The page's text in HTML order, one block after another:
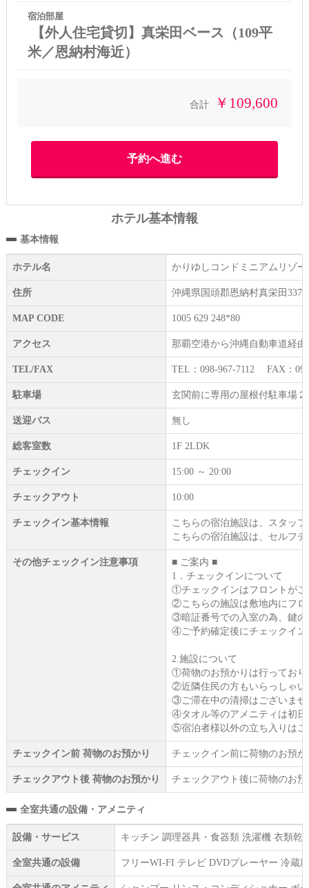
宿泊部屋
【外人住宅貸切】真栄田ベース（109平
米／恩納村海近）
合計 ￥109,600
ホテル基本情報
基本情報
ホテル名 かりゆしコンドミニアムリゾ
住所 沖縄県国頭郡恩納村真栄田
MAP CODE 1005 629 248*80
アクセス 那覇空港から沖縄自動車道経
TEL/FAX TEL：098-967-7112 FAX：
駐車場 玄関前に専用の屋根付駐車場
送迎バス 無し
総客室数 1F 2LDK
チェックイン 15:00 ～ 20:00
チェックアウト 10:00
チェックイン基本情報
こちらの宿泊施設は、スタッ
こちらの宿泊施設は、セルフ
その他チェックイン注意事項
■ ご案内 ■
1．チェックインについて
①チェックインはフロントがご
②こちらの施設は敷地内にフロ
③暗証番号での入室の為、鍵
④ご予約確定後にチェックイン
2.施設について
①荷物のお預かりは行っており
②近隣住民の方もいらっしゃい
③ご滞在中の清掃はございませ
④タオル等のアメニティは初
⑤宿泊者様以外の立ち入りはご
チェックイン前 荷物のお預かり チェックイン前に荷物のお預
チェックアウト後 荷物のお預かり チェックアウト後に荷物のお
全室共通の設備・アメニティ
設備・サービス キッチン 調理器具・食器類 洗濯機 衣類乾
全室共通の設備 フリーWI‐FI テレビ DVDプレーヤー 冷蔵